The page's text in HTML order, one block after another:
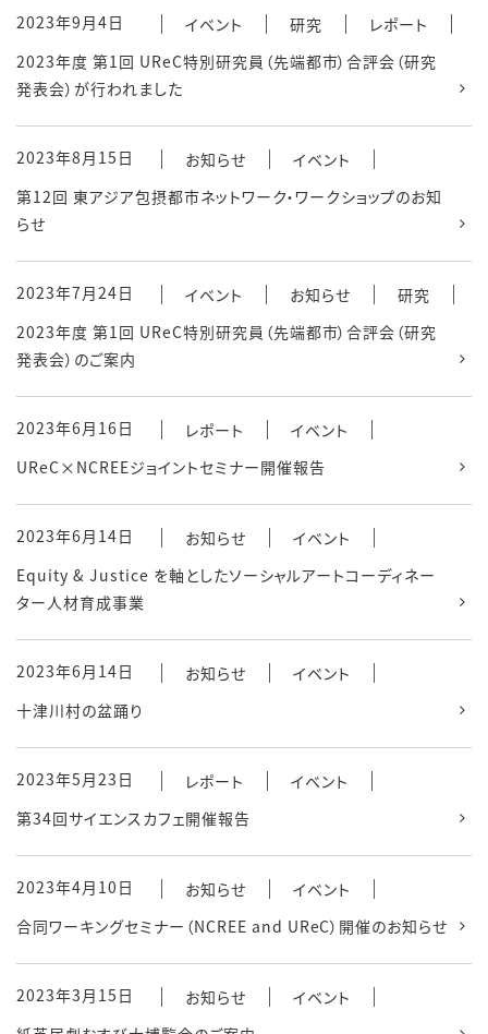
2023年9月4日 イベント 研究
レポート
2023年度 第1回 UReC特別研究員（先端都市）合評会（研究
発表会）が行われました
2023年8月15日 お知らせ
イベント
第12回 東アジア包摂都市ネットワーク・ワークショップのお知
らせ
2023年7月24日 イベント お知らせ
研究
2023年度 第1回 UReC特別研究員（先端都市）合評会（研究
発表会）のご案内
2023年6月16日 レポート
イベント
UReC×NCREEジョイントセミナー開催報告
2023年6月14日 お知らせ
イベント
Equity & Justice を軸としたソーシャルアートコーディネー
ター人材育成事業
2023年6月14日 お知らせ
イベント
十津川村の盆踊り
2023年5月23日 レポート
イベント
第34回サイエンスカフェ開催報告
2023年4月10日 お知らせ
イベント
合同ワーキングセミナー（NCREE and UReC）開催のお知らせ
2023年3月15日 お知らせ
イベント